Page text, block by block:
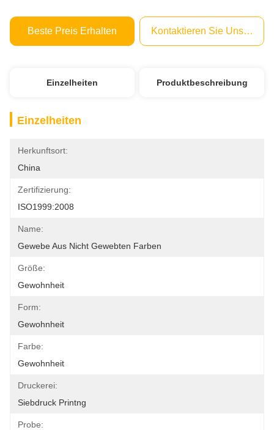
Beste Preis Erhalten Kontaktieren Sie Uns Jetzt
Einzelheiten Produktbeschreibung
Einzelheiten
Herkunftsort:
China
Zertifizierung:
ISO1999:2008
Name:
Gewebe Aus Nicht Gewebten Farben
Größe:
Gewohnheit
Form:
Gewohnheit
Farbe:
Gewohnheit
Druckerei:
Siebdruck Printng
Probe: